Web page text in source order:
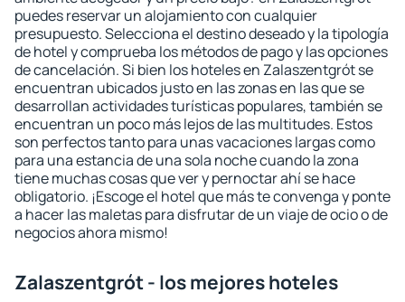
puedes reservar un alojamiento con cualquier
presupuesto. Selecciona el destino deseado y la tipología
de hotel y comprueba los métodos de pago y las opciones
de cancelación. Si bien los hoteles en Zalaszentgrót se
encuentran ubicados justo en las zonas en las que se
desarrollan actividades turísticas populares, también se
encuentran un poco más lejos de las multitudes. Estos
son perfectos tanto para unas vacaciones largas como
para una estancia de una sola noche cuando la zona
tiene muchas cosas que ver y pernoctar ahí se hace
obligatorio. ¡Escoge el hotel que más te convenga y ponte
a hacer las maletas para disfrutar de un viaje de ocio o de
negocios ahora mismo!
Zalaszentgrót - los mejores hoteles